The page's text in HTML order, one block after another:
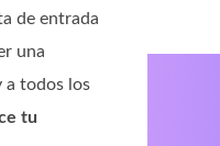
de entrada
una
a todos los
tu